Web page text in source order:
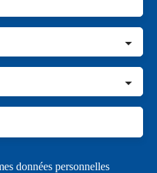
données personnelles